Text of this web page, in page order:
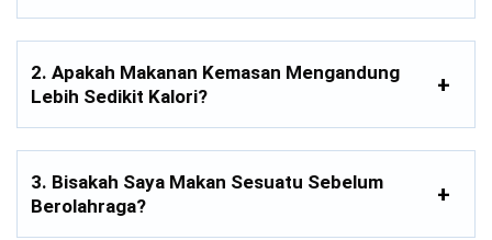
2. Apakah Makanan Kemasan Mengandung
Lebih Sedikit Kalori?
3. Bisakah Saya Makan Sesuatu Sebelum
Berolahraga?